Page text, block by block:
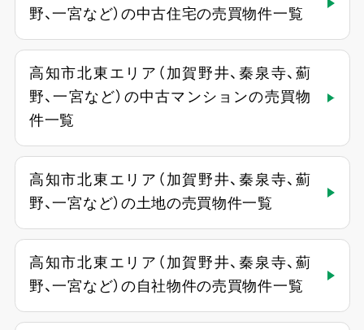
野、一宮など）の中古住宅の売買物件一覧
高知市北東エリア（加賀野井、秦泉寺、薊
野、一宮など）の中古マンションの売買物
件一覧
高知市北東エリア（加賀野井、秦泉寺、薊
野、一宮など）の土地の売買物件一覧
高知市北東エリア（加賀野井、秦泉寺、薊
野、一宮など）の自社物件の売買物件一覧